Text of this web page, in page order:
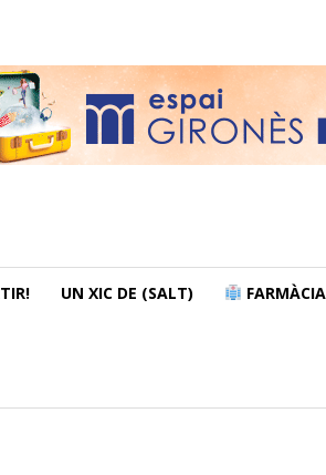
UN XIC DE (SALT)